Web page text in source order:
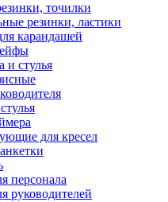
точилки
резинки, ластики
карандашей
и стулья
для кресел
персонала
руководителей